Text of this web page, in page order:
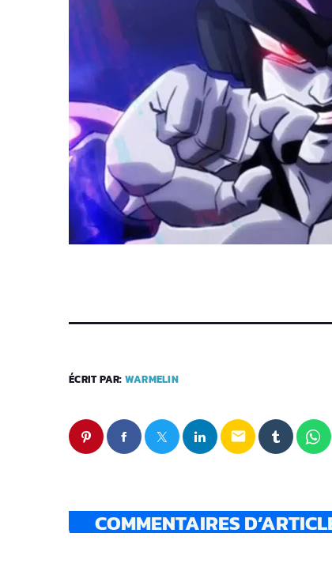
ÉCRIT PAR: WARMELIN
email
COMMENTAIRES